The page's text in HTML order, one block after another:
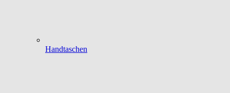
Handtaschen